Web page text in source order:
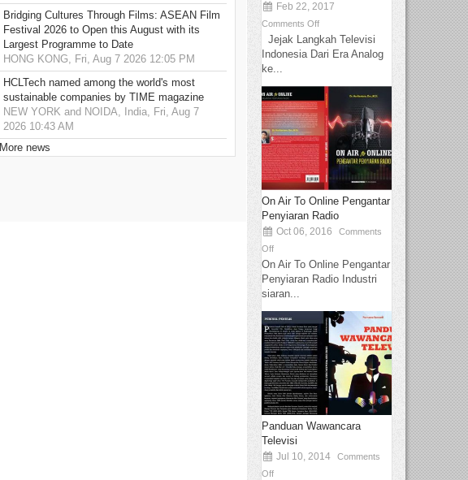
Bridging Cultures Through Films: ASEAN Film
Festival 2026 to Open this August with its
Largest Programme to Date
HONG KONG, Fri, Aug 7 2026 12:05 PM
HCLTech named among the world's most
sustainable companies by TIME magazine
NEW YORK and NOIDA, India, Fri, Aug 7
2026 10:43 AM
More news
Feb 22, 2017
Comments Off
Jejak Langkah Televisi
Indonesia Dari Era Analog
ke...
On Air To Online Pengantar
Penyiaran Radio
Oct 06, 2016
Comments
Off
On Air To Online Pengantar
Penyiaran Radio Industri
siaran...
Panduan Wawancara
Televisi
Jul 10, 2014
Comments
Off